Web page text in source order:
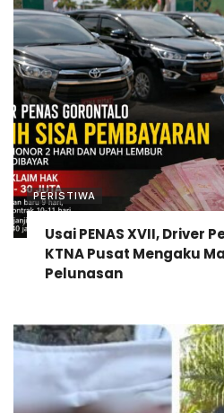
PERISTIWA
Usai PENAS XVII, Driver
KTNA Pusat Mengaku
Pelunasan